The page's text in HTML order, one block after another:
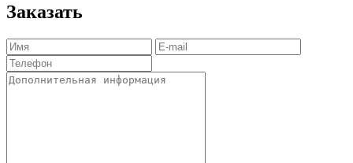
Заказать